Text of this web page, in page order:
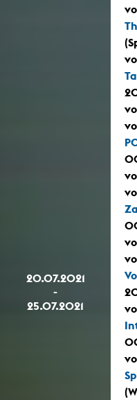
20.07.2021
-
25.07.2021